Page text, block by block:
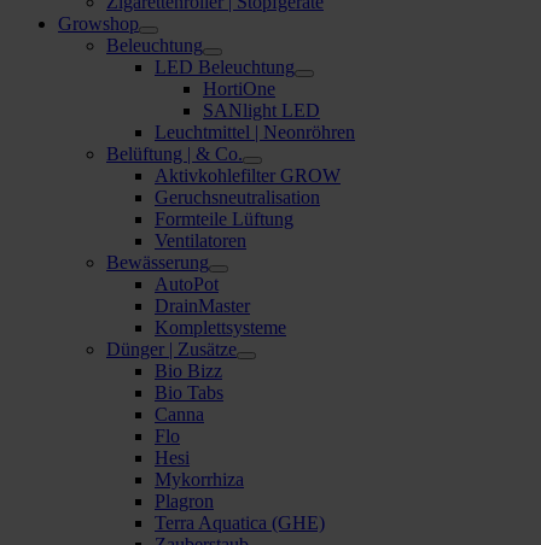
Growshop
Beleuchtung
LED Beleuchtung
HortiOne
SANlight LED
Leuchtmittel | Neonröhren
Belüftung | & Co.
Aktivkohlefilter GROW
Geruchsneutralisation
Formteile Lüftung
Ventilatoren
Bewässerung
AutoPot
DrainMaster
Komplettsysteme
Dünger | Zusätze
Bio Bizz
Bio Tabs
Canna
Flo
Hesi
Mykorrhiza
Plagron
Terra Aquatica (GHE)